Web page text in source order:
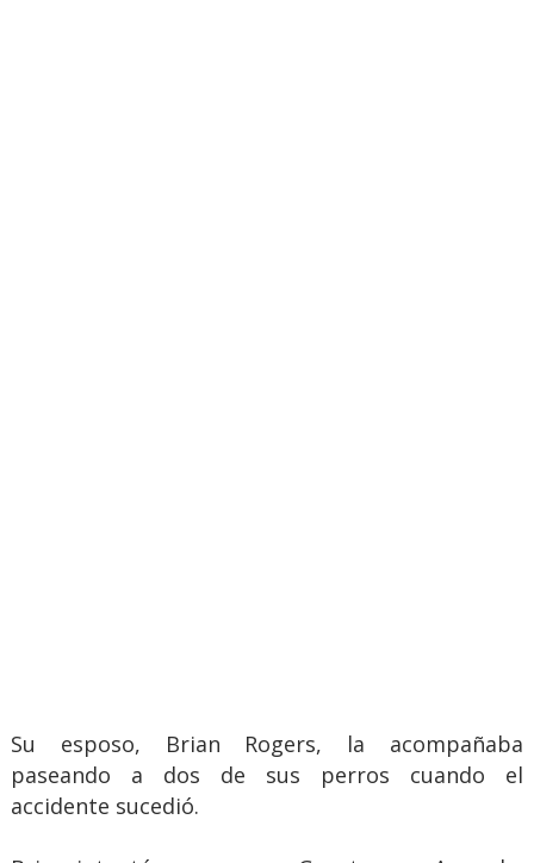
Su esposo, Brian Rogers, la acompañaba
paseando a dos de sus perros cuando el
accidente sucedió.